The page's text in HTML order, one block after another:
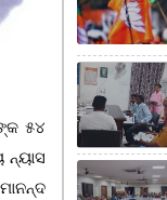
୫୪
ନ୍ୟାସ